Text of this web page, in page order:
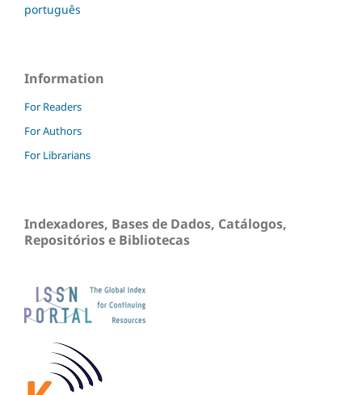
português
Information
For Readers
For Authors
For Librarians
Indexadores, Bases de Dados, Catálogos,
Repositórios e Bibliotecas